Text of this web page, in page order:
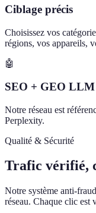
Ciblage précis
Choisissez vos
régions, vos appareils,
🤖
SEO + GEO LLM
Notre réseau est
Perplexity.
Qualité & Sécurité
Trafic vérifié,
Notre système anti-
réseau. Chaque clic est